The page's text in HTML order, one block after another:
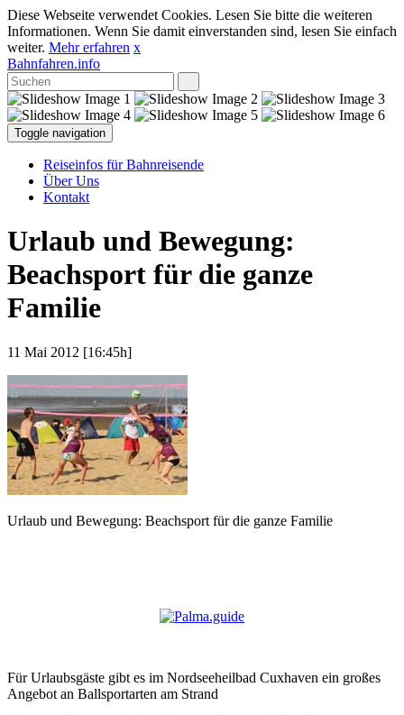
Diese Webseite verwendet Cookies. Lesen Sie bitte die weiteren
Informationen. Wenn Sie damit einverstanden sind, lesen Sie einfach
weiter. Mehr erfahren x
Bahnfahren.info
Toggle navigation
Reiseinfos für Bahnreisende
Über Uns
Kontakt
Urlaub und Bewegung:
Beachsport für die ganze
Familie
11 Mai 2012 [16:45h]
Urlaub und Bewegung: Beachsport für die ganze Familie
Für Urlaubsgäste gibt es im Nordseeheilbad Cuxhaven ein großes
Angebot an Ballsportarten am Strand